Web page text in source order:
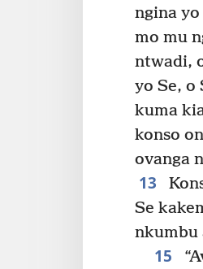
ngina yo
mo mu
ntwadi,
yo Se, o
kuma
konso
ovanga
13
Se
nkumbu
15